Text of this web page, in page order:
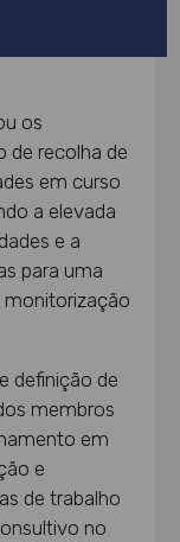
da CTA na
à
os
de recolha de
em curso
a elevada
e a
para uma
definição de
membros
em
e
de trabalho
no